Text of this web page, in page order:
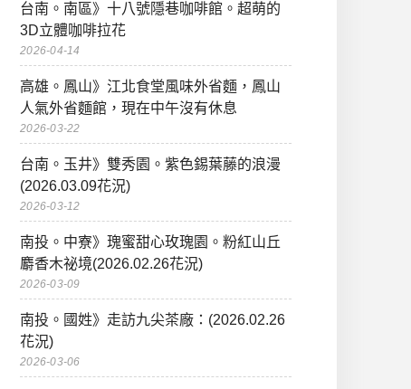
台南。南區》十八號隱巷咖啡館。超萌的
3D立體咖啡拉花
2026-04-14
高雄。鳳山》江北食堂風味外省麵，鳳山
人氣外省麵館，現在中午沒有休息
2026-03-22
台南。玉井》雙秀園。紫色錫葉藤的浪漫
(2026.03.09花況)
2026-03-12
南投。中寮》瑰蜜甜心玫瑰園。粉紅山丘
麝香木祕境(2026.02.26花況)
2026-03-09
南投。國姓》走訪九尖茶廠：(2026.02.26
花況)
2026-03-06